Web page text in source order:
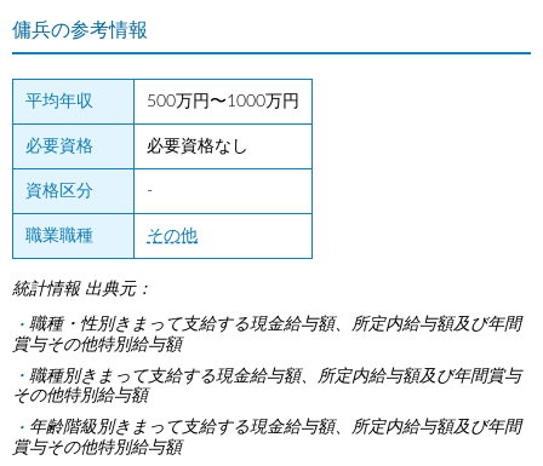
傭兵の参考情報
平均年収 500万円〜1000万円
必要資格 必要資格なし
資格区分 -
職業職種 その他
統計情報 出典元：
職種・性別きまって支給する現金給与額、所定内給与額及び年間
賞与その他特別給与額
職種別きまって支給する現金給与額、所定内給与額及び年間賞与
その他特別給与額
年齢階級別きまって支給する現金給与額、所定内給与額及び年間
賞与その他特別給与額